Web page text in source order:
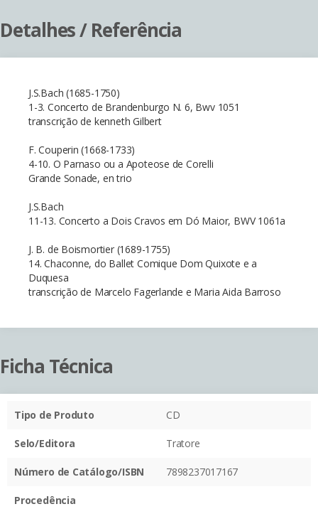
Detalhes / Referência
J.S.Bach (1685-1750)
1-3. Concerto de Brandenburgo N. 6, Bwv 1051
transcrição de kenneth Gilbert
F. Couperin (1668-1733)
4-10. O Parnaso ou a Apoteose de Corelli
Grande Sonade, en trio
J.S.Bach
11-13. Concerto a Dois Cravos em Dó Maior, BWV 1061a
J. B. de Boismortier (1689-1755)
14. Chaconne, do Ballet Comique Dom Quixote e a
Duquesa
transcrição de Marcelo Fagerlande e Maria Aida Barroso
Ficha Técnica
Tipo de Produto CD
Selo/Editora Tratore
Número de Catálogo/ISBN 7898237017167
Procedência